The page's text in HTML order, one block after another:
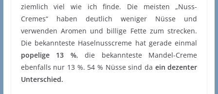
ziemlich viel wie ich finde. Die meisten „Nuss-
Cremes“ haben deutlich weniger Nüsse und
verwenden Aromen und billige Fette zum strecken.
Die bekannteste Haselnusscreme hat gerade einmal
popelige 13 %, die bekannteste Mandel-Creme
ebenfalls nur 13 %. 54 % Nüsse sind da ein dezenter
Unterschied.